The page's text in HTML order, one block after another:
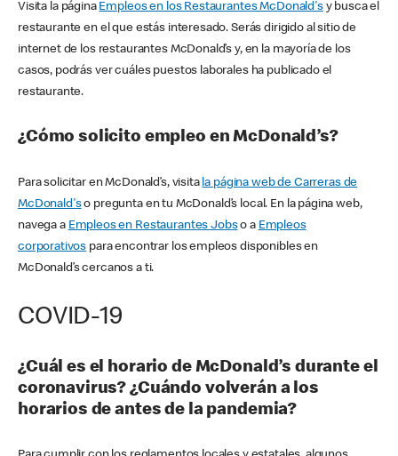
Visita la página Empleos en los Restaurantes McDonald'sy busca el
restaurante en el que estás interesado. Serás dirigido al sitio de
internet de los restaurantes McDonald’s y, en la mayoría de los
casos, podrás ver cuáles puestos laborales ha publicado el
restaurante.
¿Cómo solicito empleo en McDonald’s?
Para solicitar en McDonald’s, visita la página web de Carreras de
McDonald'so pregunta en tu McDonald’s local. En la página web,
navega a Empleos en Restaurantes Jobso a Empleos
corporativos para encontrar los empleos disponibles en
McDonald’s cercanos a ti.
COVID-19
¿Cuál es el horario de McDonald’s durante el
coronavirus? ¿Cuándo volverán a los
horarios de antes de la pandemia?